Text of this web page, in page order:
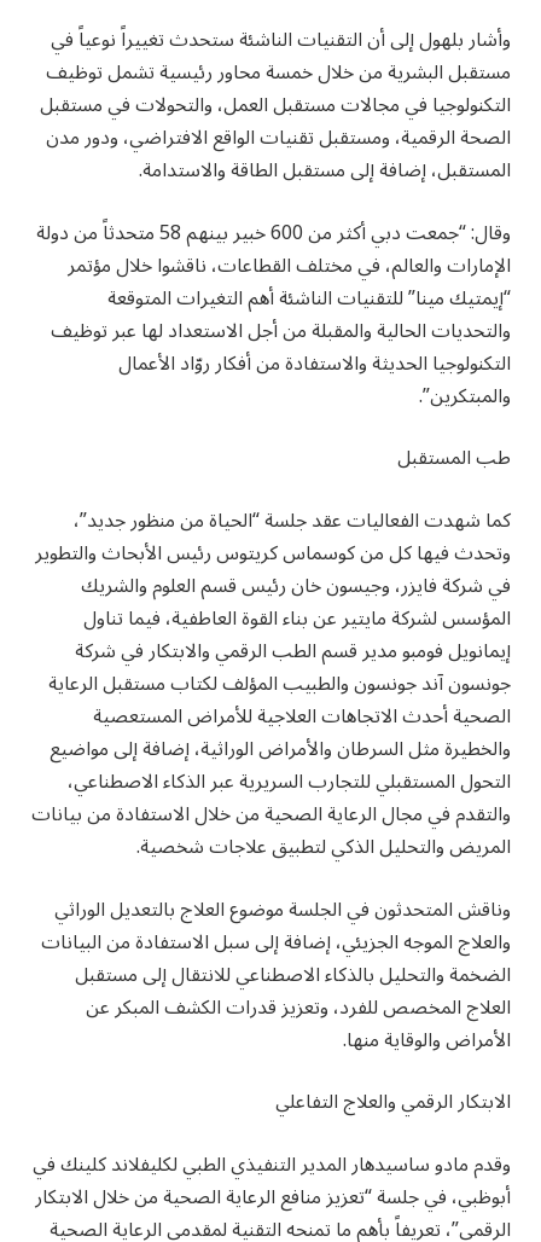
وأشار بلهول إلى أن التقنيات الناشئة ستحدث تغييراً نوعياً في
مستقبل البشرية من خلال خمسة محاور رئيسية تشمل توظيف
التكنولوجيا في مجالات مستقبل العمل، والتحولات في مستقبل
الصحة الرقمية، ومستقبل تقنيات الواقع الافتراضي، ودور مدن
المستقبل، إضافة إلى مستقبل الطاقة والاستدامة.
وقال: “جمعت دبي أكثر من 600 خبير بينهم 58 متحدثاً من دولة
الإمارات والعالم، في مختلف القطاعات، ناقشوا خلال مؤتمر
“إيمتيك مينا” للتقنيات الناشئة أهم التغيرات المتوقعة
والتحديات الحالية والمقبلة من أجل الاستعداد لها عبر توظيف
التكنولوجيا الحديثة والاستفادة من أفكار روّاد الأعمال
والمبتكرين”.
طب المستقبل
كما شهدت الفعاليات عقد جلسة “الحياة من منظور جديد”،
وتحدث فيها كل من كوسماس كريتوس رئيس الأبحاث والتطوير
في شركة فايزر، وجيسون خان رئيس قسم العلوم والشريك
المؤسس لشركة مايتير عن بناء القوة العاطفية، فيما تناول
إيمانويل فومبو مدير قسم الطب الرقمي والابتكار في شركة
جونسون آند جونسون والطبيب المؤلف لكتاب مستقبل الرعاية
الصحية أحدث الاتجاهات العلاجية للأمراض المستعصية
والخطيرة مثل السرطان والأمراض الوراثية، إضافة إلى مواضيع
التحول المستقبلي للتجارب السريرية عبر الذكاء الاصطناعي،
والتقدم في مجال الرعاية الصحية من خلال الاستفادة من بيانات
المريض والتحليل الذكي لتطبيق علاجات شخصية.
وناقش المتحدثون في الجلسة موضوع العلاج بالتعديل الوراثي
والعلاج الموجه الجزيئي، إضافة إلى سبل الاستفادة من البيانات
الضخمة والتحليل بالذكاء الاصطناعي للانتقال إلى مستقبل
العلاج المخصص للفرد، وتعزيز قدرات الكشف المبكر عن
الأمراض والوقاية منها.
الابتكار الرقمي والعلاج التفاعلي
وقدم مادو ساسيدهار المدير التنفيذي الطبي لكليفلاند كلينك في
أبوظبي، في جلسة “تعزيز منافع الرعاية الصحية من خلال الابتكار
الرقمي”، تعريفاً بأهم ما تمنحه التقنية لمقدمي الرعاية الصحية